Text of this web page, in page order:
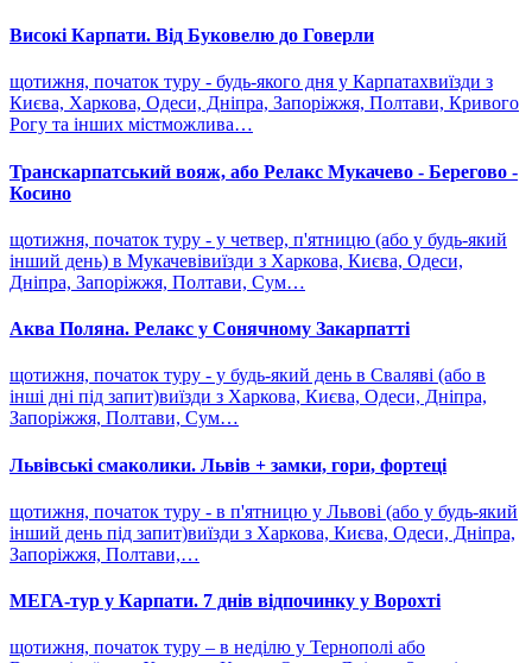
Високі Карпати. Від Буковелю до Говерли
щотижня, початок туру - будь-якого дня у Карпатахвиїзди з
Києва, Харкова, Одеси, Дніпра, Запоріжжя, Полтави, Кривого
Рогу та інших містможлива…
Транскарпатський вояж, або Релакс Мукачево - Берегово -
Косино
щотижня, початок туру - у четвер, п'ятницю (або у будь-який
інший день) в Мукачевівиїзди з Харкова, Києва, Одеси,
Дніпра, Запоріжжя, Полтави, Сум…
Аква Поляна. Релакс у Сонячному Закарпатті
щотижня, початок туру - у будь-який день в Сваляві (або в
інші дні під запит)виїзди з Харкова, Києва, Одеси, Дніпра,
Запоріжжя, Полтави, Сум…
Львівські смаколики. Львів + замки, гори, фортеці
щотижня, початок туру - в п'ятницю у Львові (або у будь-який
інший день під запит)виїзди з Харкова, Києва, Одеси, Дніпра,
Запоріжжя, Полтави,…
МЕГА-тур у Карпати. 7 днів відпочинку у Ворохті
щотижня, початок туру – в неділю у Тернополі або